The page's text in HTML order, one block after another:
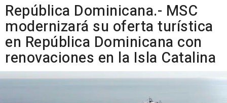
República Dominicana.- MSC
modernizará su oferta turística
en República Dominicana con
renovaciones en la Isla Catalina